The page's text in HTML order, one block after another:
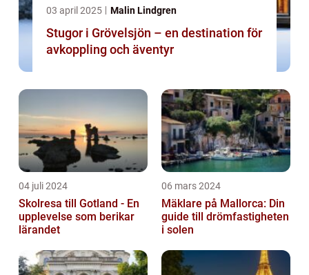
03 april 2025 Malin Lindgren
Stugor i Grövelsjön – en destination för
avkoppling och äventyr
04 juli 2024
Skolresa till Gotland - En
upplevelse som berikar
lärandet
06 mars 2024
Mäklare på Mallorca: Din
guide till drömfastigheten
i solen